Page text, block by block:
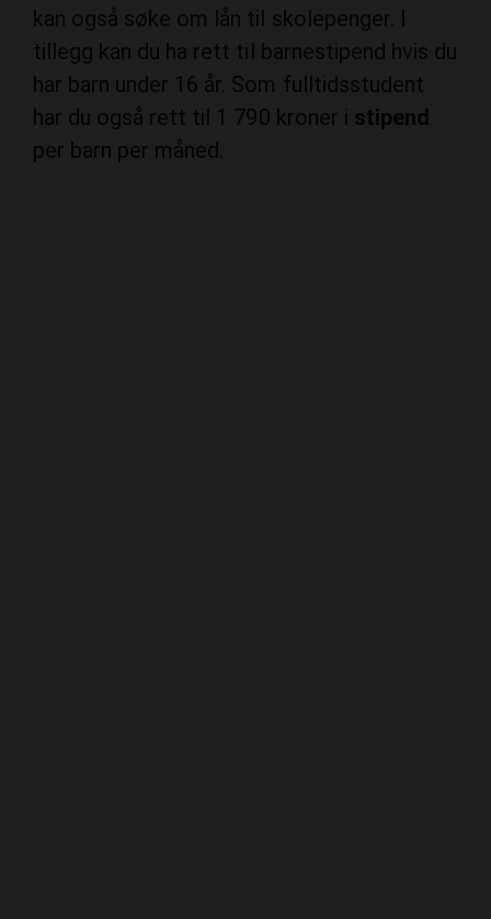
kan også søke om lån til skolepenger. I
tillegg kan du ha rett til barnestipend hvis du
har barn under 16 år. Som fulltidsstudent
har du også rett til 1 790 kroner i stipend
per barn per måned.